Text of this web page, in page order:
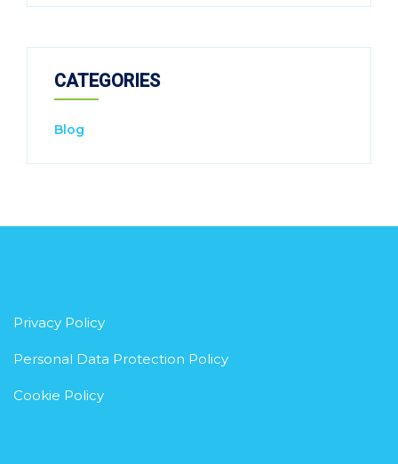
CATEGORIES
Blog
Privacy Policy
Personal Data Protection Policy
Cookie Policy